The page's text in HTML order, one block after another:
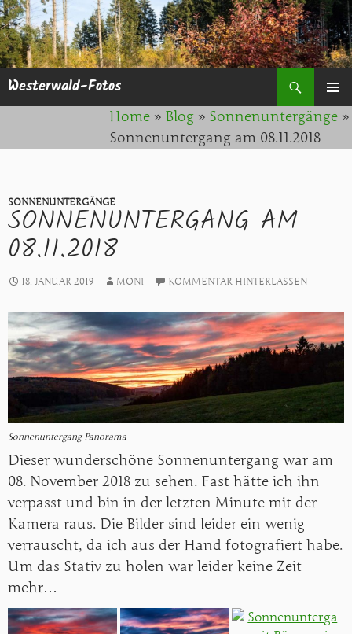
Westerwald-Fotos
Suchen
MENÜ
Home» Blog» Sonnenuntergänge»
Sonnenuntergang am 08.11.2018
SONNENUNTERGÄNGE
SONNENUNTERGANG AM
08.11.2018
18. JANUAR 2019 MONI KOMMENTAR HINTERLASSEN
Sonnenuntergang Panorama
Dieser wunderschöne Sonnenuntergang war am
08. November 2018 zu sehen. Fast hätte ich ihn
verpasst und bin in der letzten Minute mit der
Kamera raus. Die Bilder sind leider ein wenig
verrauscht, da ich aus der Hand fotografiert habe.
Um das Stativ zu holen war leider keine Zeit
mehr…